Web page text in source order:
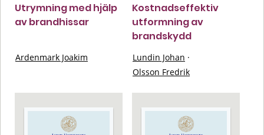
Utrymning med hjälp
av brandhissar
Ardenmark Joakim
Kostnadseffektiv
utformning av
brandskydd
Lundin Johan ·
Olsson Fredrik